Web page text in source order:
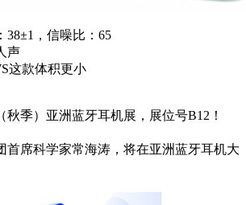
38±1，信噪比：65
声
这款体积更小
秋季）亚洲蓝牙耳机展，展位号B12！
首席科学家常海涛，将在亚洲蓝牙耳机大